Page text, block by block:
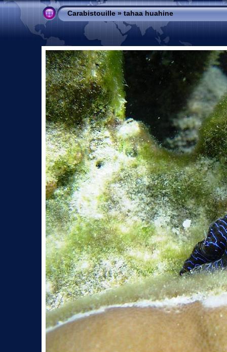
Carabistouille»tahaa huahine